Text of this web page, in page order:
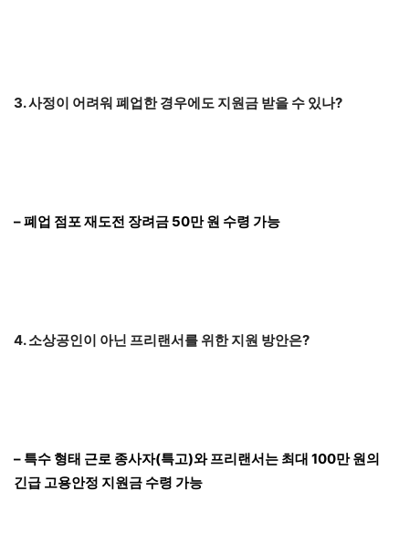
3. 사정이 어려워 폐업한 경우에도 지원금 받을 수 있나?
– 폐업 점포 재도전 장려금 50만 원 수령 가능
4. 소상공인이 아닌 프리랜서를 위한 지원 방안은?
– 특수 형태 근로 종사자(특고)와 프리랜서는 최대 100만 원의
긴급 고용안정 지원금 수령 가능